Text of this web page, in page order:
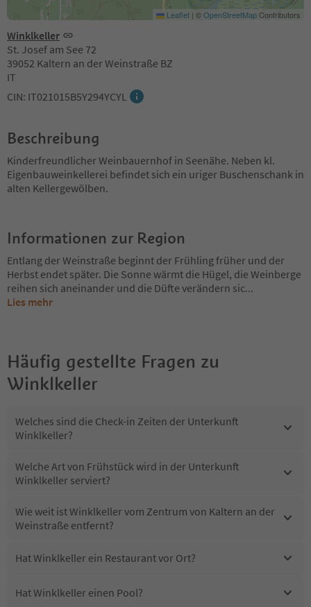
Winklkeller
St. Josef am See 72
39052 Kaltern an der Weinstraße BZ
IT
CIN: IT021015B5Y294YCYL
Leaflet | ©OpenStreetMapContributors
Beschreibung
Kinderfreundlicher Weinbauernhof in Seenähe. Neben kl.
Eigenbauweinkellerei befindet sich ein uriger Buschenschank in
alten Kellergewölben.
Informationen zur Region
Entlang der Weinstraße beginnt der Frühling früher und der
Herbst endet später. Die Sonne wärmt die Hügel, die Weinberge
reihen sich aneinander und die Düfte verändern sic...
Lies mehr
Häufig gestellte Fragen zu
Winklkeller
Welches sind die Check-in Zeiten der Unterkunft
Winklkeller?
Welche Art von Frühstück wird in der Unterkunft
Winklkeller serviert?
Wie weit ist Winklkeller vom Zentrum von Kaltern an der
Weinstraße entfernt?
Hat Winklkeller ein Restaurant vor Ort?
Hat Winklkeller einen Pool?